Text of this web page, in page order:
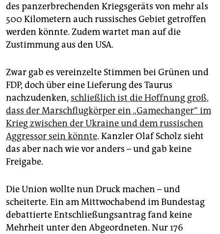
epaper login
des panzerbrechenden Kriegsgeräts von mehr als
500 Kilometern auch russisches Gebiet getroffen
werden könnte. Zudem wartet man auf die
Zustimmung aus den USA.
Zwar gab es vereinzelte Stimmen bei Grünen und
FDP, doch über eine Lieferung des Taurus
nachzudenken, schließlich ist die Hoffnung groß,
dass der Marschflugkörper ein „Gamechanger“ im
Krieg zwischen der Ukraine und dem russischen
Aggressor sein könnte. Kanzler Olaf Scholz sieht
das aber nach wie vor anders – und gab keine
Freigabe.
Die Union wollte nun Druck machen – und
scheiterte. Ein am Mittwochabend im Bundestag
debattierte Entschließungsantrag fand keine
Mehrheit unter den Abgeordneten. Nur 176